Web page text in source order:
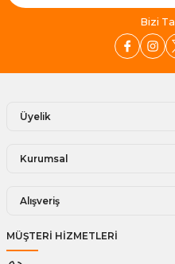
Bizi
Üyelik
Kurumsal
Alışveriş
MÜŞTERİ HİZMETLERİ